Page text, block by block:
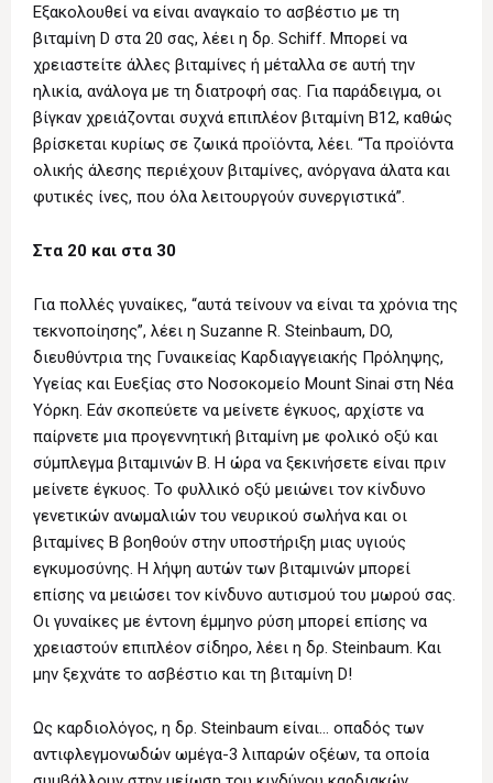
Εξακολουθεί να είναι αναγκαίο το ασβέστιο με τη
βιταμίνη D στα 20 σας, λέει η δρ. Schiff. Μπορεί να
χρειαστείτε άλλες βιταμίνες ή μέταλλα σε αυτή την
ηλικία, ανάλογα με τη διατροφή σας. Για παράδειγμα, οι
βίγκαν χρειάζονται συχνά επιπλέον βιταμίνη Β12, καθώς
βρίσκεται κυρίως σε ζωικά προϊόντα, λέει. “Τα προϊόντα
ολικής άλεσης περιέχουν βιταμίνες, ανόργανα άλατα και
φυτικές ίνες, που όλα λειτουργούν συνεργιστικά”.
Στα 20 και στα 30
Για πολλές γυναίκες, “αυτά τείνουν να είναι τα χρόνια της
τεκνοποίησης”, λέει η Suzanne R. Steinbaum, DO,
διευθύντρια της Γυναικείας Καρδιαγγειακής Πρόληψης,
Υγείας και Ευεξίας στο Νοσοκομείο Mount Sinai στη Νέα
Υόρκη. Εάν σκοπεύετε να μείνετε έγκυος, αρχίστε να
παίρνετε μια προγεννητική βιταμίνη με φολικό οξύ και
σύμπλεγμα βιταμινών Β. Η ώρα να ξεκινήσετε είναι πριν
μείνετε έγκυος. Το φυλλικό οξύ μειώνει τον κίνδυνο
γενετικών ανωμαλιών του νευρικού σωλήνα και οι
βιταμίνες Β βοηθούν στην υποστήριξη μιας υγιούς
εγκυμοσύνης. Η λήψη αυτών των βιταμινών μπορεί
επίσης να μειώσει τον κίνδυνο αυτισμού του μωρού σας.
Οι γυναίκες με έντονη έμμηνο ρύση μπορεί επίσης να
χρειαστούν επιπλέον σίδηρο, λέει η δρ. Steinbaum. Και
μην ξεχνάτε το ασβέστιο και τη βιταμίνη D!
Ως καρδιολόγος, η δρ. Steinbaum είναι… οπαδός των
αντιφλεγμονωδών ωμέγα-3 λιπαρών οξέων, τα οποία